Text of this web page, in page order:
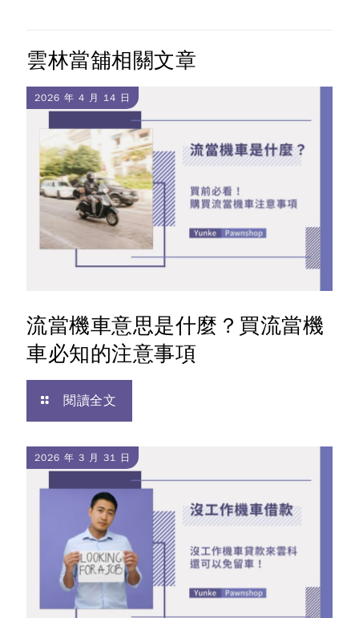
雲林當舖相關文章
2026 年 4 月 14 日
流當機車意思是什麼？買流當機
車必知的注意事項
閱讀全文
2026 年 3 月 31 日